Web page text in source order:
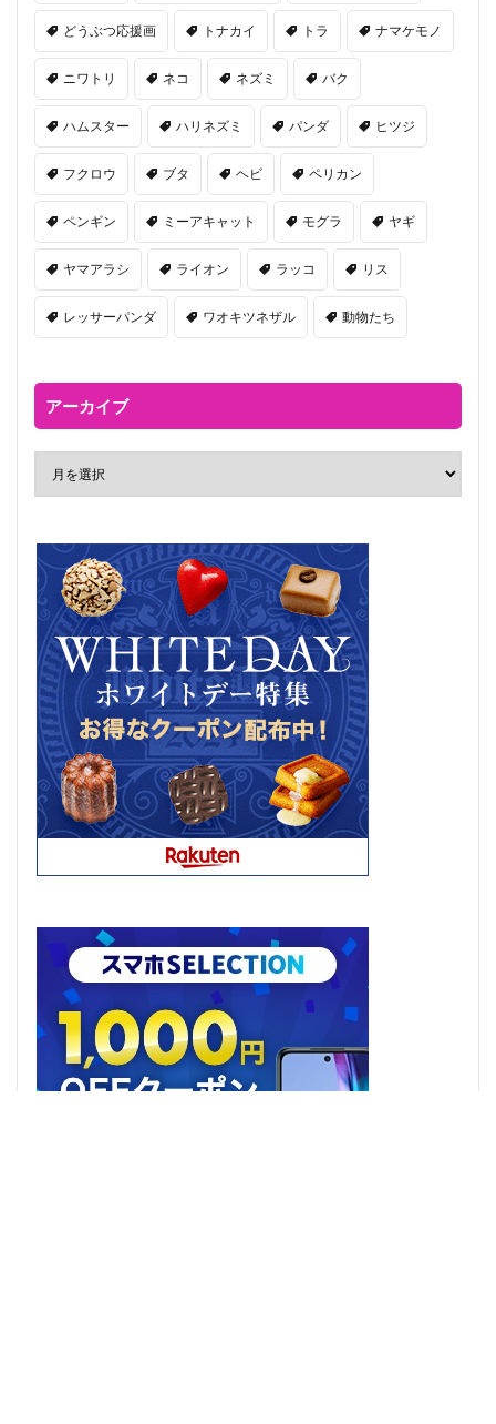
どうぶつ応援画 トナカイ トラ ナマケモノ
ニワトリ ネコ ネズミ バク
ハムスター ハリネズミ パンダ ヒツジ
フクロウ ブタ ヘビ ペリカン
ペンギン ミーアキャット モグラ ヤギ
ヤマアラシ ライオン ラッコ リス
レッサーパンダ ワオキツネザル 動物たち
アーカイブ